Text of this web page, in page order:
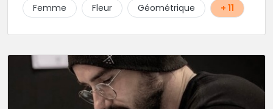
Femme
Fleur Géométrique + 11